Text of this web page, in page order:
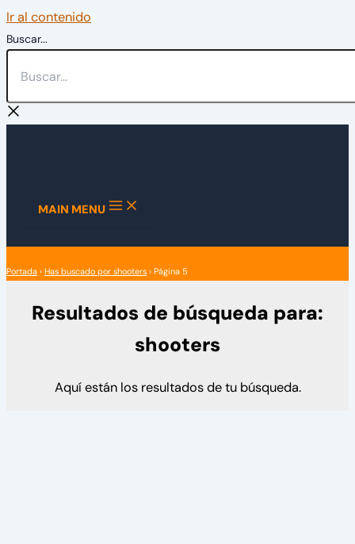
Ir al contenido
Buscar...
MAIN MENU
Portada › Has buscado por shooters › Página 5
Resultados de búsqueda para:
shooters
Aquí están los resultados de tu búsqueda.